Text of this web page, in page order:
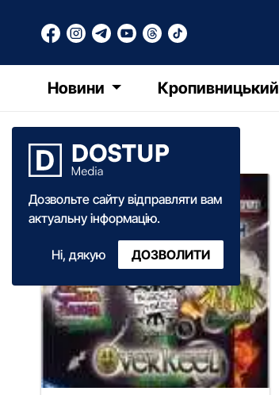
Новини Кропивницький
Дозвольте сайту відправляти вам
актуальну інформацію.
Ні, дякую ДОЗВОЛИТИ
AНОНСИ